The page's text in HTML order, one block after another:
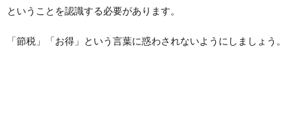
ということを認識する必要があります。
「節税」「お得」という言葉に惑わされないようにしましょう。